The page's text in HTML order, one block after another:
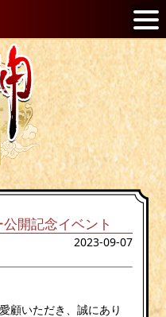
開記念イベント
2023-09-07
顧いただき、誠にあり